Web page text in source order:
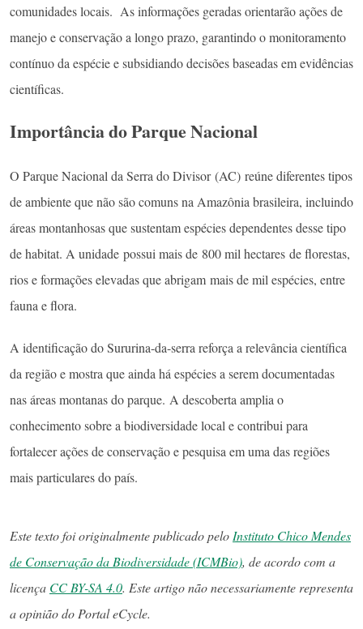
comunidades locais. As informações geradas orientarão ações de
manejo e conservação a longo prazo, garantindo o monitoramento
contínuo da espécie e subsidiando decisões baseadas em evidências
científicas.
Importância do Parque Nacional
O Parque Nacional da Serra do Divisor (AC) reúne diferentes tipos
de ambiente que não são comuns na Amazônia brasileira, incluindo
áreas montanhosas que sustentam espécies dependentes desse tipo
de habitat. A unidade possui mais de 800 mil hectares de florestas,
rios e formações elevadas que abrigam mais de mil espécies, entre
fauna e flora.
A identificação do Sururina-da-serra reforça a relevância científica
da região e mostra que ainda há espécies a serem documentadas
nas áreas montanas do parque. A descoberta amplia o
conhecimento sobre a biodiversidade local e contribui para
fortalecer ações de conservação e pesquisa em uma das regiões
mais particulares do país.
Este texto foi originalmente publicado pelo Instituto Chico Mendes
de Conservação da Biodiversidade (ICMBio), de acordo com a
licença CC BY-SA 4.0. Este artigo não necessariamente representa
a opinião do Portal eCycle.